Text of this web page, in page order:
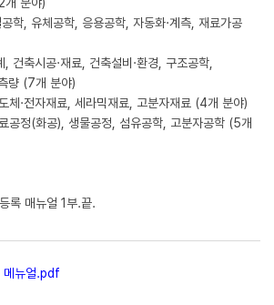
학, 유체공학, 응용공학, 자동화·계측, 재료가공
건축시공·재료, 건축설비·환경, 구조공학,
량 (7개 분야)
체·전자재료, 세라믹재료, 고분자재료 (4개 분야)
공정(화공), 생물공정, 섬유공학, 고분자공학 (5개
록 매뉴얼 1부.끝.
메뉴얼.pdf